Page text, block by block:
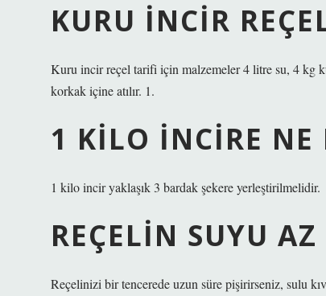
KURU INCIR
Kuru incir reçel tarifi için malzemeler 4 litre su, 4 kg
korkak içine atılır. 1.
1 KILO INCIRE NE
1 kilo incir yaklaşık 3 bardak şekere yerleştirilmelidir.
REÇELIN SUYU
Reçelinizi bir tencerede uzun süre pişirirseniz, sulu